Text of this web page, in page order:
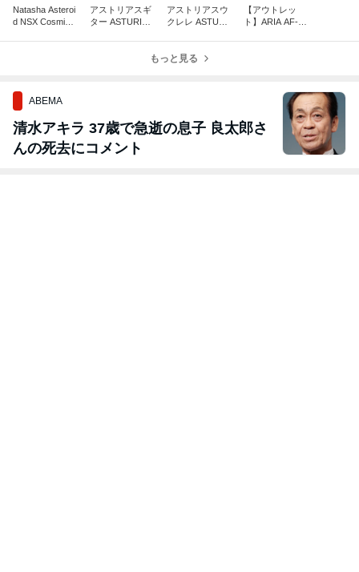
Natasha Asteroi
d NSX Cosmic
アストリアスギ
ター ASTURIAS
アストリアスウ
クレレ ASTURI
【アウトレッ
ト】ARIA AF-10
もっと見る
ABEMA
清水アキラ 37歳で急逝の息子 良太郎さ
んの死去にコメント